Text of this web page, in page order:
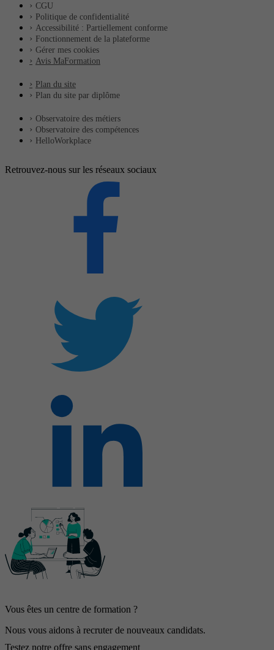
CGU
Politique de confidentialité
Accessibilité : Partiellement conforme
Fonctionnement de la plateforme
Gérer mes cookies
Avis MaFormation
Plan du site
Plan du site par diplôme
Observatoire des métiers
Observatoire des compétences
HelloWorkplace
Retrouvez-nous sur les réseaux sociaux
Vous êtes un centre de formation ?
Nous vous aidons à recruter de nouveaux candidats.
Testez notre offre sans engagement